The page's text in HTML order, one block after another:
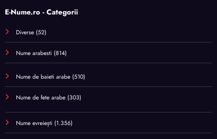
E-Nume.ro - Categorii
Diverse (52)
Nume arabesti (814)
Nume de baieti arabe (510)
Nume de fete arabe (303)
Nume evreiești (1.356)